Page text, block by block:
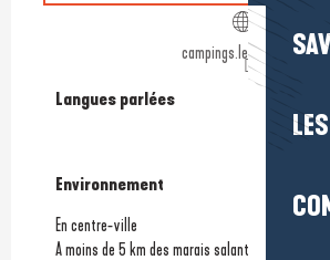
campings.lepouliguen.fr
Langues parlées
Langues parlées
Environnement
Environnement
En centre-ville
A moins de 5 km des marais salants